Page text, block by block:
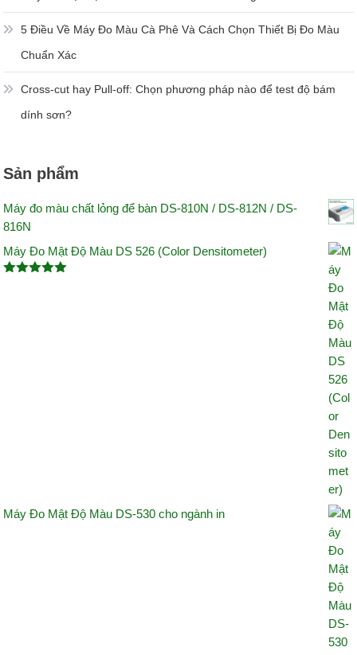
5 Điều Về Máy Đo Màu Cà Phê Và Cách Chọn Thiết Bị Đo Màu
Chuẩn Xác
Cross-cut hay Pull-off: Chọn phương pháp nào để test độ bám
dính sơn?
Sản phẩm
Máy đo màu chất lỏng để bàn DS-810N / DS-812N / DS-
816N
Máy Đo Mật Độ Màu DS 526 (Color Densitometer)
Máy Đo Mật Độ Màu DS-530 cho ngành in